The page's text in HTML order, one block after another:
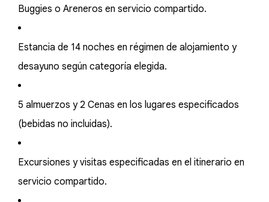
Buggies o Areneros en servicio compartido.
Estancia de 14 noches en régimen de alojamiento y
desayuno según categoría elegida.
5 almuerzos y 2 Cenas en los lugares especificados
(bebidas no incluidas).
Excursiones y visitas especificadas en el itinerario en
servicio compartido.